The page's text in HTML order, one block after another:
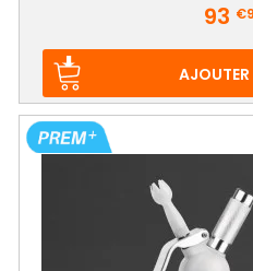
93
AJOUTER